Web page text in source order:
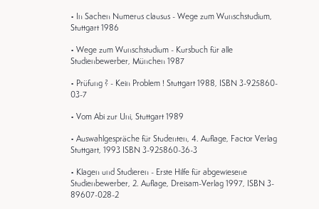
• In Sachen Numerus clausus - Wege zum Wunschstudium,
Stuttgart 1986
• Wege zum Wunschstudium - Kursbuch für alle
Studienbewerber, München 1987
• Prüfung ? - Kein Problem ! Stuttgart 1988, ISBN 3-925860-
03-7
• Vom Abi zur Uni, Stuttgart 1989
• Auswahlgespräche für Studenten, 4. Auflage, Factor Verlag
Stuttgart, 1993 ISBN 3-925860-36-3
• Klagen und Studieren - Erste Hilfe für abgewiesene
Studienbewerber, 2. Auflage, Dreisam-Verlag 1997, ISBN 3-
89607-028-2